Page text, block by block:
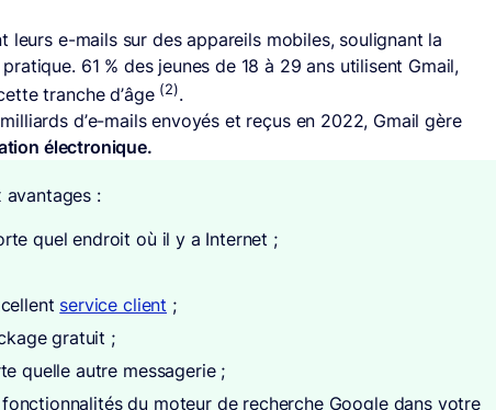
leurs e-mails sur des appareils mobiles, soulignant la
61 % des jeunes de 18 à 29 ans utilisent Gmail,
tranche d’âge (2).
d’e-mails envoyés et reçus en 2022, Gmail gère
électronique.
avantages :
quel endroit où il y a Internet ;
service client ;
gratuit ;
quelle autre messagerie ;
du moteur de recherche Google dans votre